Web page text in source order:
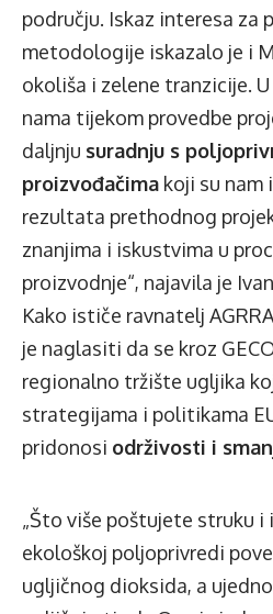
području. Iskaz interesa za
metodologije iskazalo je i
okoliša i zelene tranzicije.
nama tijekom provedbe
daljnju suradnju s
proizvođačima koji su nam
rezultata prethodnog
znanjima i iskustvima u
proizvodnje“, najavila je
Kako ističe ravnatelj
je naglasiti da se kroz
regionalno tržište ugljika
strategijama i politikama
pridonosi održivosti i
„Što više poštujete struku i
ekološkoj poljoprivredi
ugljičnog dioksida, a